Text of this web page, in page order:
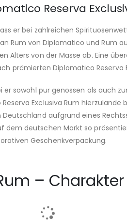
Reserva
er bei zahlreichen
Rum von Diplomatico und Rum
Alters von der Masse ab. Eine
prämierten Diplomatico Reserva
sowohl pur genossen als auch
Exclusiva Rum
aufgrund eines
dem deutschen Markt so
Geschenkverpackung.
–